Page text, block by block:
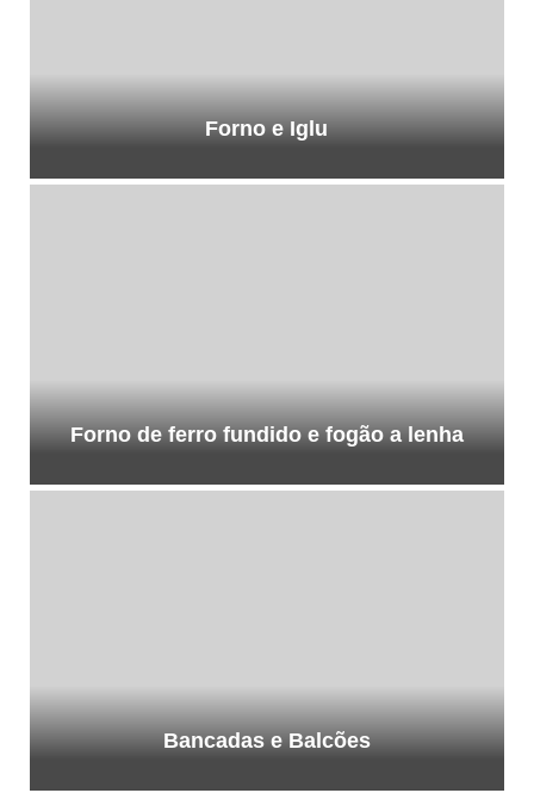
Forno e Iglu
Forno de ferro fundido e fogão a lenha
Bancadas e Balcões